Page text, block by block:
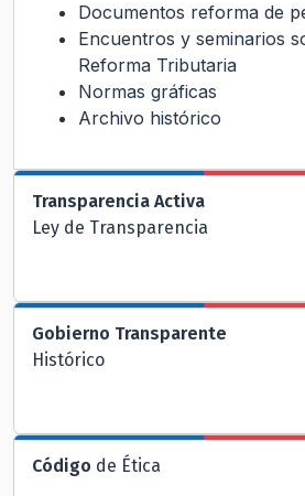
Documentos reforma de
Encuentros y seminarios
Reforma Tributaria
Normas gráficas
Archivo histórico
Transparencia Activa
Ley de Transparencia
Gobierno Transparente
Histórico
Código de Ética